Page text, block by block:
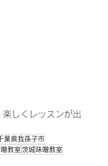
しくレッスンが出
葉県我孫子市
教室 茨城味噌教室